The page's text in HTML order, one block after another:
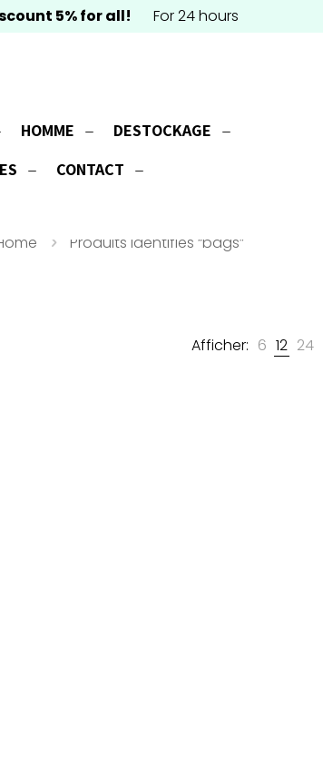
5% for all! For 24 hours
HOMME
DESTOCKAGE
CONTACT
bags
Produits identifiés “bags”
Afficher: 6 12 24